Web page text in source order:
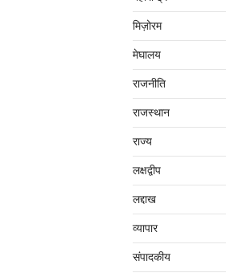
मिज़ोरम
मेघालय
राजनीति
राजस्थान
राज्य
लक्षद्वीप
लद्दाख
व्यापार
संपादकीय